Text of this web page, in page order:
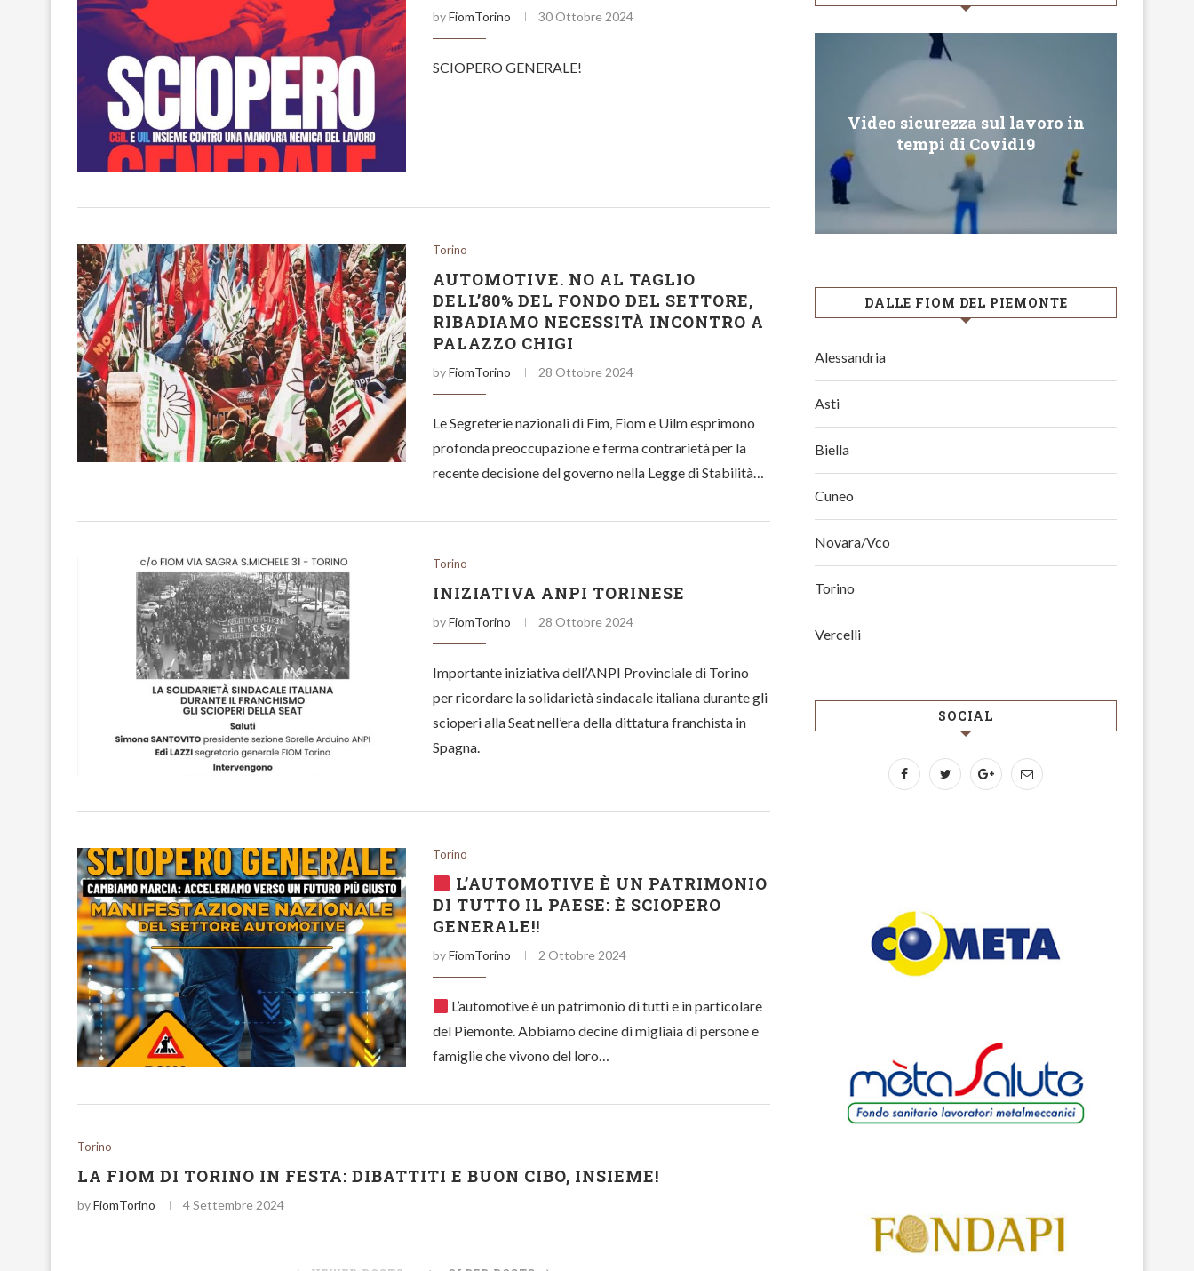
byFiomTorino 30 Ottobre 2024
SCIOPERO GENERALE!
Torino
AUTOMOTIVE. NO AL TAGLIO
DELL’80% DEL FONDO DEL SETTORE,
RIBADIAMO NECESSITÀ INCONTRO A
PALAZZO CHIGI
byFiomTorino 28 Ottobre 2024
Le Segreterie nazionali di Fim, Fiom e Uilm esprimono
profonda preoccupazione e ferma contrarietà per la
recente decisione del governo nella Legge di Stabilità…
Torino
INIZIATIVA ANPI TORINESE
byFiomTorino 28 Ottobre 2024
Importante iniziativa dell’ANPI Provinciale di Torino
per ricordare la solidarietà sindacale italiana durante gli
scioperi alla Seat nell’era della dittatura franchista in
Spagna.
Torino
L’AUTOMOTIVE È UN PATRIMONIO
DI TUTTO IL PAESE: È SCIOPERO
GENERALE!!
byFiomTorino 2 Ottobre 2024
L’automotive è un patrimonio di tutti e in particolare
del Piemonte. Abbiamo decine di migliaia di persone e
famiglie che vivono del loro…
Torino
LA FIOM DI TORINO IN FESTA: DIBATTITI E BUON CIBO, INSIEME!
byFiomTorino 4 Settembre 2024
IL NOSTRO ’69 formazione 24 ore
Video sicurezza sul lavoro in
tempi di Covid19
DALLE FIOM DEL PIEMONTE
Alessandria
Asti
Biella
Cuneo
Novara/Vco
Torino
Vercelli
SOCIAL